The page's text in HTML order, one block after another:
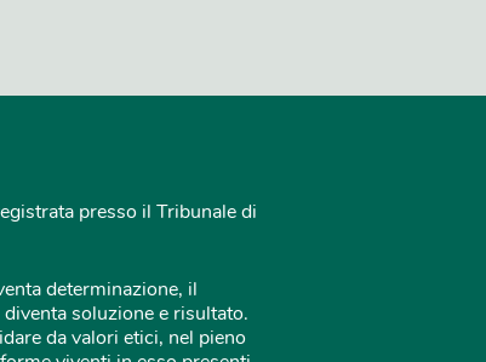
presso il Tribunale di
determinazione, il
soluzione e risultato.
da valori etici, nel pieno